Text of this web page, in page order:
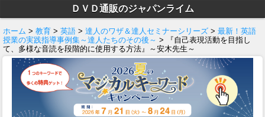
ＤＶＤ通販のジャパンライム
ホーム > 教育 > 英語 > 達人のワザ＆達人セミナーシリーズ > 最新！英語
授業の実践指導事例集～達人たちのその後～ > 『自己表現活動を目指し
て、多様な音読を段階的に使用する方法』～安木先生～